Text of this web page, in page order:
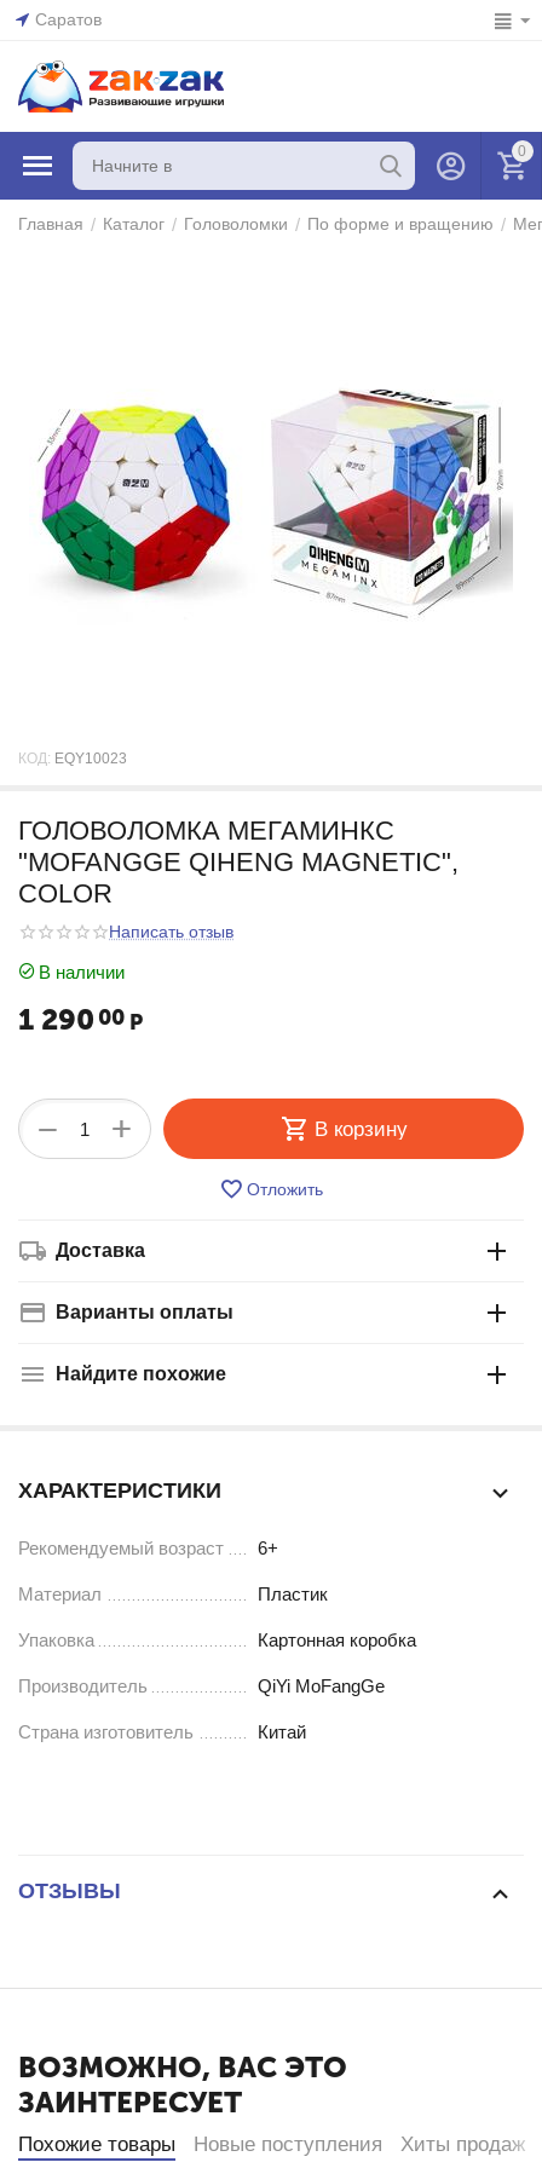
Саратов
0
Главная / Каталог / Головоломки / По форме и вращению /
КОД: EQY10023
ГОЛОВОЛОМКА МЕГАМИНКС
"MOFANGGE QIHENG MAGNETIC",
COLOR
Написать отзыв
В наличии
1 290 00 Р
+
− В корзину
Отложить
Доставка
Варианты оплаты
Найдите похожие
ХАРАКТЕРИСТИКИ
Рекомендуемый возраст 6+
Материал Пластик
Упаковка Картонная коробка
Производитель QiYi MoFangGe
Страна изготовитель Китай
ОТЗЫВЫ
ВОЗМОЖНО, ВАС ЭТО
ЗАИНТЕРЕСУЕТ
Похожие товары Новые поступления Хиты продаж